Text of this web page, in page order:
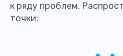
к ряду проблем.
точки: